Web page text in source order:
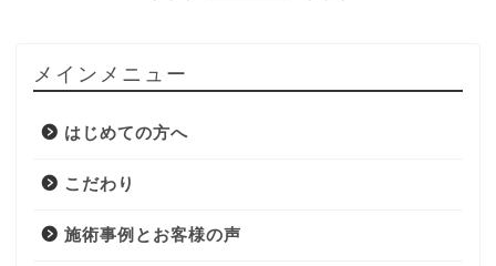
メインメニュー
はじめての方へ
こだわり
施術事例とお客様の声